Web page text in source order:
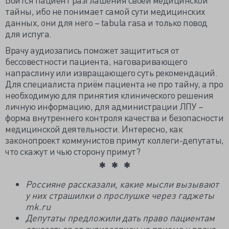
тайны, ибо не понимает самой сути медицинских
данных, они для него – tabula rasa и только повод
для испуга.
Врачу аудиозапись поможет защититься от
бессовестности пациента, наговаривающего
напраслину или извращающего суть рекомендаций.
Для специалиста приём пациента не про тайну, а про
необходимую для принятия клинического решения
личную информацию, для администрации ЛПУ –
форма внутреннего контроля качества и безопасности
медицинской деятельности. Интересно, как
законопроект коммунистов примут коллеги-депутаты,
что скажут и чью сторону примут?
Россияне рассказали, какие мысли вызывают
у них страшилки о прослушке через гаджеты
mk.ru
Депутаты предложили дать право пациентам